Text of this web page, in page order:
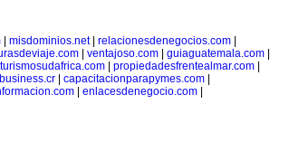
misdominios.net| relacionesdenegocios.com
ventajoso.com guiaguatemala.com
turismosudafrica.com| propiedadesfrentealmar.com|
business.cr| capacitacionparapymes.com|
enlacesdenegocio.com